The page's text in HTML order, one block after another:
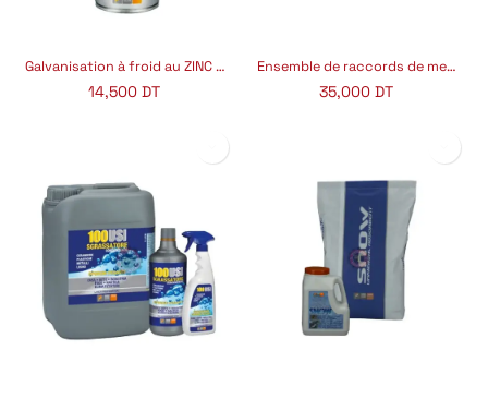
Galvanisation à froid au ZINC professionnel F93 FAREN
14,500DT
Ensemble de raccords de meubles L42
35,000DT